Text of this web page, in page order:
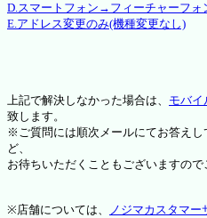
D.スマートフォン→フィーチャーフォ
E.アドレス変更のみ(機種変更なし)
上記で解決しなかった場合は、 モバイ
致します。
※ご質問には順次メールにてお答え
ど、
お待ちいただくこともございますので
※店舗については、 ノジマカスタマー